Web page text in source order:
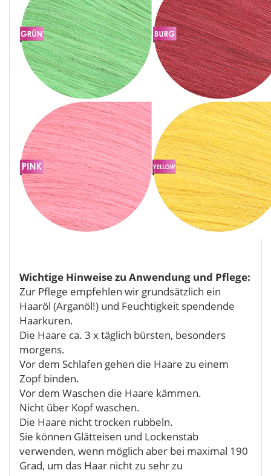
Wichtige Hinweise zu Anwendung und Pflege:
Zur Pflege empfehlen wir grundsätzlich ein
Haaröl (Arganöl!) und Feuchtigkeit spendende
Haarkuren.
Die Haare ca. 3 x täglich bürsten, besonders
morgens.
Vor dem Schlafen gehen die Haare zu einem
Zopf binden.
Vor dem Waschen die Haare kämmen.
Nicht über Kopf waschen.
Die Haare nicht trocken rubbeln.
Sie können Glätteisen und Lockenstab
verwenden, wenn möglich aber bei maximal 190
Grad, um das Haar nicht zu sehr zu